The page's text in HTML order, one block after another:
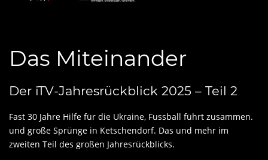
Das Miteinander
Der iTV-Jahresrückblick 2025 – Teil 2
Fast 30 Jahre Hilfe für die Ukraine, Fussball führt zusammen.
und große Sprünge in Ketschendorf. Das und mehr im
zweiten Teil des großen Jahresrückblicks.